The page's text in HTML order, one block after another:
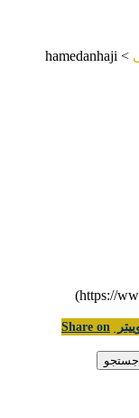
>
hamedanhaji
Share on